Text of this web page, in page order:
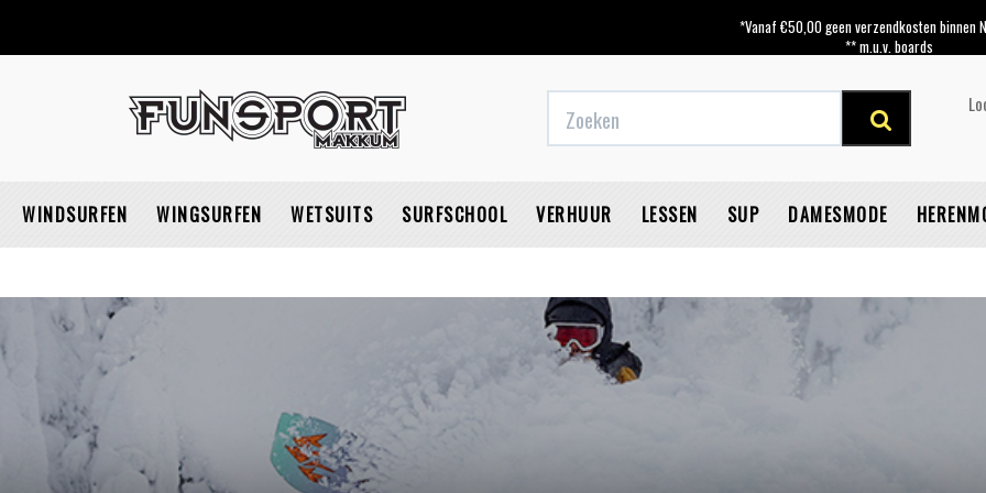
Gratis verzending vanaf €50,-* binnen NL
*Vanaf €50,00 geen verzendkosten binnen
** m.u.v. boards
** m.u.v. van gebruikte zeilen en
WINDSURFEN WINGSURFEN WETSUITS SURFSCHOOL VERHUUR LESSEN SUP DAMESMODE